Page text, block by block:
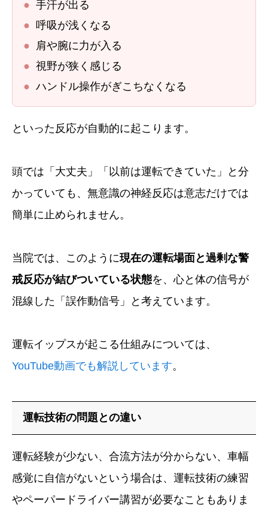
● 手汗が出る
● 呼吸が浅くなる
●
肩や腕に力が入る
● 視野が狭く感じる
● ハンドル操作がぎこちなくなる
といった反応が自動的に起こります。
頭では「大丈夫」「以前は運転できていた」と分
かっていても、無意識の神経反応は意志だけでは
簡単に止められません。
当院では、このように現在の運転場面と過剰な警
戒反応が結びついている状態を、心と体の信号が
混線した「誤作動信号」と考えています。
運転イップスが起こる仕組みについては、
YouTube動画でも解説しています。
運転技術の問題との違い
運転経験が少ない、合流方法が分からない、車幅
感覚に自信がないという場合は、運転技術の練習
やペーパードライバー講習が必要なこともありま